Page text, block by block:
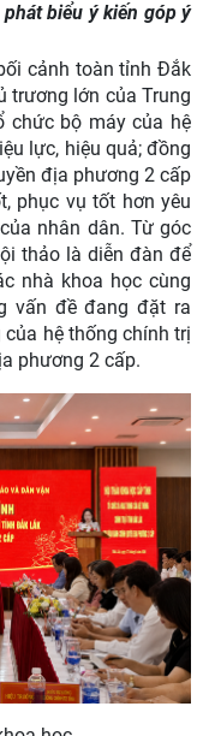
biểu ý kiến góp ý
cảnh toàn tỉnh Đắk
trương lớn của Trung
chức bộ máy của hệ
lực, hiệu quả; đồng
địa phương 2 cấp
phục vụ tốt hơn yêu
nhân dân. Từ góc
thảo là diễn đàn để
nhà khoa học cùng
vấn đề đang đặt ra
hệ thống chính trị
phương 2 cấp.